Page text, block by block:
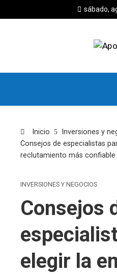
sábado,
Inicio
Inversiones y
Consejos de especialistas
reclutamiento más confiable
INVERSIONES Y NEGOCIOS
Consejos
elegir la